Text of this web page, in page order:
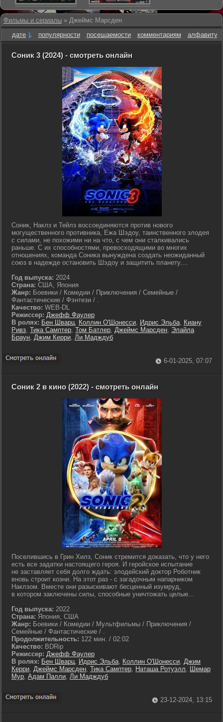
Фильмы и сериалы » Джеймс Марсден
дате
популярности посещаемости комментариям алфавиту
Соник 3 (2024) - смотреть онлайн
Соник, Наклз и Тейлз воссоединяются против нового
могущественного противника, Ежа Шэдоу, таинственного злодея
с силами, не похожими ни на что, с чем они сталкивались
раньше. С их способностями, превосходящими во многих
отношениях, команда Соника вынуждена создать неожиданный
союз в надежде остановить Шэдоу и защитить планету....
Год выпуска: 2024
Страна: США, Япония
Жанр: Боевики / Комедии / Приключения / Семейные /
Фантастические / Фэнтези / .
Качество: WEB-DL
Режиссер: Джефф Фаулер
В ролях: Бен Шварц, Коллин О'Шонесси, Идрис Эльба, Киану
Ривз, Тика Самптер, Том Батлер, Джеймс Марсден, Элайла
Браун, Джим Керри, Ли Мадждуб
6-01-2025, 07:07
Соник 2 в кино (2022) - смотреть онлайн
Поселившись в Грин Хилз, Соник стремится доказать, что у него
есть все задатки настоящего героя. И геройское испытание
не заставляет себя долго ждать: злодейский доктор Роботник
вновь строит козни. На этот раз - с загадочным напарником
Наклзом. Вместе они разыскивают бесценный изумруд,
в котором заключены силы, способные уничтожать целые...
Год выпуска: 2022
Страна: Япония, США
Жанр: Боевики / Комедии / Мультфильмы / Приключения /
Семейные / Фантастические / .
Продолжительность: 122 мин. / 02:02
Качество: BDRip
Режиссер: Джефф Фаулер
В ролях: Бен Шварц, Идрис Эльба, Коллин О'Шонесси, Джим
Керри, Джеймс Марсден, Тика Самптер, Наташа Ротуэлл, Шемар
Мур, Адам Палли, Ли Мадждуб
23-12-2024, 13:15